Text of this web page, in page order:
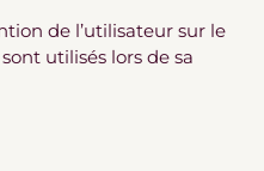
de l’utilisateur sur le
utilisés lors de sa